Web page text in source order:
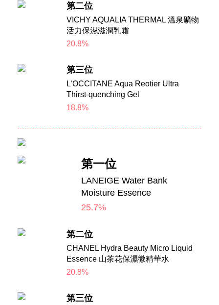
第二位
VICHY AQUALIA THERMAL 溫泉礦物
活力保濕滋潤乳霜
20.8%
第三位
L’OCCITANE Aqua Reotier Ultra
Thirst-quenching Gel
18.8%
第一位
LANEIGE Water Bank
Moisture Essence
25.7%
第二位
CHANEL Hydra Beauty Micro Liquid
Essence 山茶花保濕微精華水
20.8%
第三位